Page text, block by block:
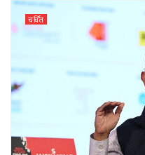
चर्चित